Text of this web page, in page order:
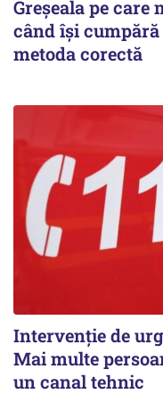
Greșeala pe care
când își
metoda corectă
Intervenție de
Mai multe
un canal tehnic